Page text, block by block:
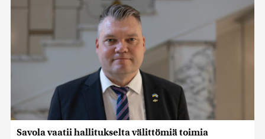
Savola vaatii hallitukselta välittömiä toimia